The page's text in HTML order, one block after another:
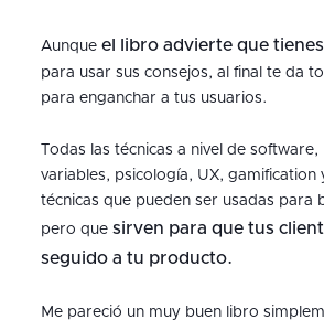
Aunque el libro advierte que
para usar sus consejos, al final te da
para enganchar a tus usuarios.
Todas las técnicas a nivel de
variables, psicología, UX, gamification
técnicas que pueden ser usadas para
pero que sirven para que tus
seguido a tu producto.
Me pareció un muy buen libro